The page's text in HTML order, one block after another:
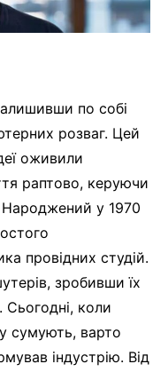
по собі
розваг. Цей
оживили
раптово, керуючи
у 1970
провідних студій.
зробивши їх
коли
сумують, варто
індустрію. Від